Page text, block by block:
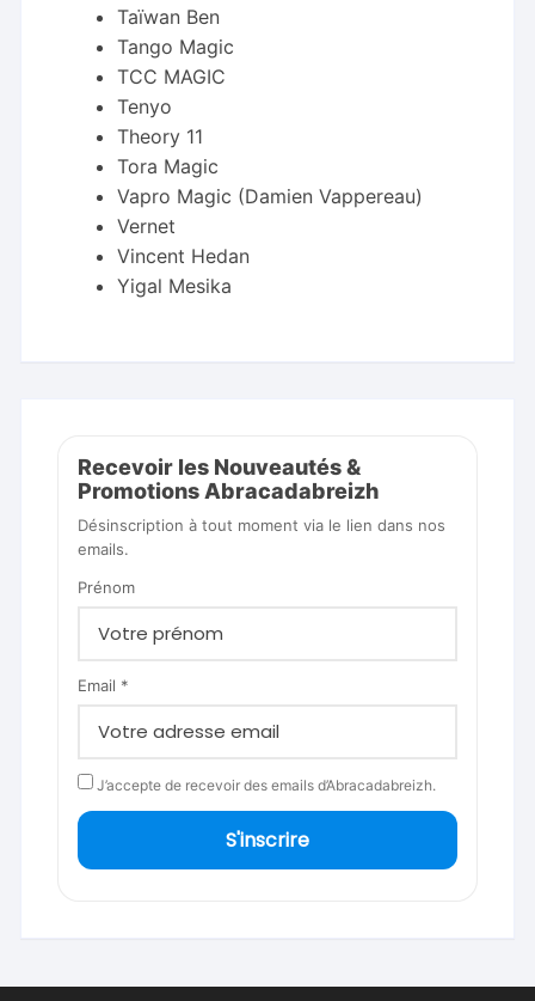
Taïwan Ben
Tango Magic
TCC MAGIC
Tenyo
Theory 11
Tora Magic
Vapro Magic (Damien Vappereau)
Vernet
Vincent Hedan
Yigal Mesika
Recevoir les Nouveautés &
Promotions Abracadabreizh
Désinscription à tout moment via le lien dans nos
emails.
Prénom
Email *
J’accepte de recevoir des emails d’Abracadabreizh.
S'inscrire